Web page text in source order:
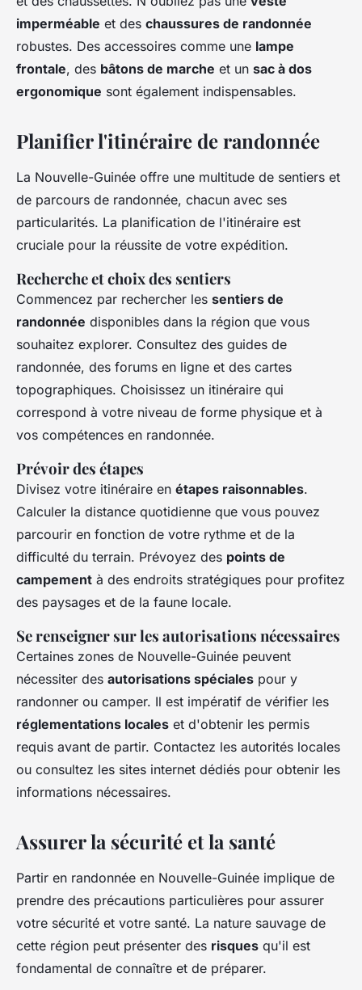
imperméable et des chaussures de randonnée
robustes. Des accessoires comme une lampe
frontale, des bâtons de marche et un sac à dos
ergonomique sont également indispensables.
Planifier l'itinéraire de randonnée
La Nouvelle-Guinée offre une multitude de sentiers et
de parcours de randonnée, chacun avec ses
particularités. La planification de l'itinéraire est
cruciale pour la réussite de votre expédition.
Recherche et choix des sentiers
Commencez par rechercher les sentiers de
randonnée disponibles dans la région que vous
souhaitez explorer. Consultez des guides de
randonnée, des forums en ligne et des cartes
topographiques. Choisissez un itinéraire qui
correspond à votre niveau de forme physique et à
vos compétences en randonnée.
Prévoir des étapes
Divisez votre itinéraire en étapes raisonnables.
Calculer la distance quotidienne que vous pouvez
parcourir en fonction de votre rythme et de la
difficulté du terrain. Prévoyez des points de
campement à des endroits stratégiques pour profitez
des paysages et de la faune locale.
Se renseigner sur les autorisations nécessaires
Certaines zones de Nouvelle-Guinée peuvent
nécessiter des autorisations spéciales pour y
randonner ou camper. Il est impératif de vérifier les
réglementations locales et d'obtenir les permis
requis avant de partir. Contactez les autorités locales
ou consultez les sites internet dédiés pour obtenir les
informations nécessaires.
Assurer la sécurité et la santé
Partir en randonnée en Nouvelle-Guinée implique de
prendre des précautions particulières pour assurer
votre sécurité et votre santé. La nature sauvage de
cette région peut présenter des risques qu'il est
fondamental de connaître et de préparer.